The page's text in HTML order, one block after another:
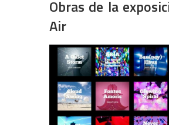
Obras de la
Air